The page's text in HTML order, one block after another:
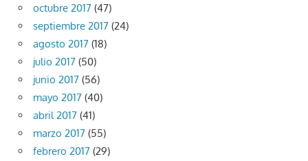
octubre 2017 (47)
septiembre 2017 (24)
agosto 2017 (18)
julio 2017 (50)
junio 2017 (56)
mayo 2017 (40)
abril 2017 (41)
marzo 2017 (55)
febrero 2017 (29)